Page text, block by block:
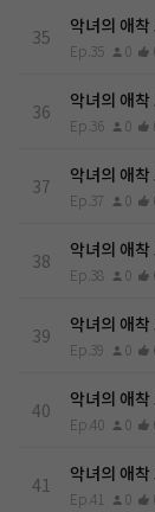
35 악녀의 애
Ep.35 0
36 악녀의 애
Ep.36 0
37 악녀의 애
Ep.37 0
38 악녀의 애
Ep.38 0
39 악녀의 애
Ep.39 0
40 악녀의 애
Ep.40 0
41 악녀의 애
Ep.41 0